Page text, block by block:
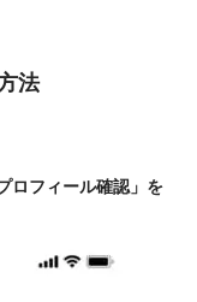
法
ロフィール確認」を